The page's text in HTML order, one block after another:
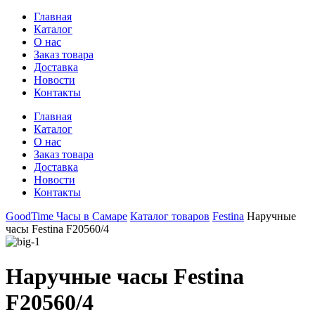
Главная
Каталог
О нас
Заказ товара
Доставка
Новости
Контакты
Главная
Каталог
О нас
Заказ товара
Доставка
Новости
Контакты
GoodTime Часы в Самаре Каталог товаров Festina Наручные
часы Festina F20560/4
Наручные часы Festina
F20560/4